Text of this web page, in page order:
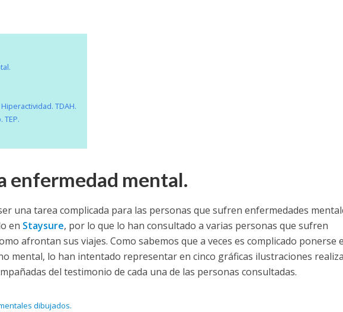
TDAH.
enfermedad mental.
una tarea complicada para las personas que sufren enfermedades
en Staysure, por lo que lo han consultado a varias personas que sufren
afrontan sus viajes. Como sabemos que a veces es complicado ponerse
mental, lo han intentado representar en cinco gráficas ilustraciones
del testimonio de cada una de las personas consultadas.
dibujados.